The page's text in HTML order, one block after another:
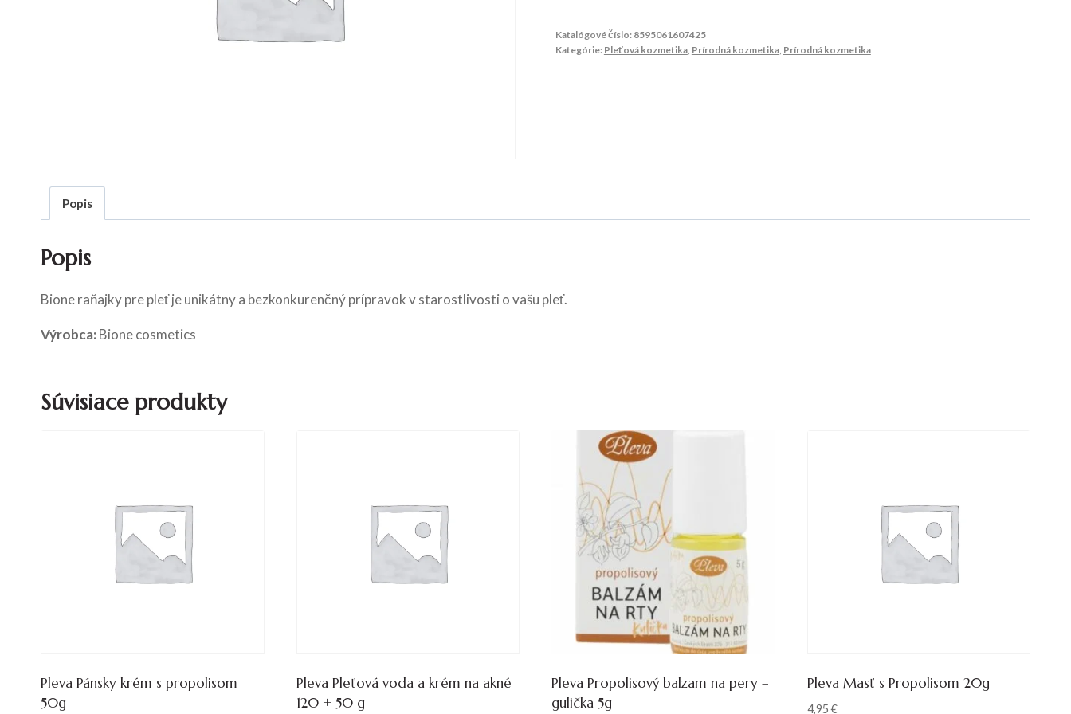
Katalógové číslo: 8595061607425
Kategórie: Pleťová kozmetika, Prírodná kozmetika, Prírodná kozmetika
Popis
Popis
Bione raňajky pre pleť je unikátny a bezkonkurenčný prípravok v starostlivosti o vašu pleť.
Výrobca: Bione cosmetics
Súvisiace produkty
Pleva Pánsky krém s propolisom
50g
Pleva Pleťová voda a krém na akné
120 + 50 g
Pleva Propolisový balzam na pery –
gulička 5g
Pleva Masť s Propolisom 20g
4,95€